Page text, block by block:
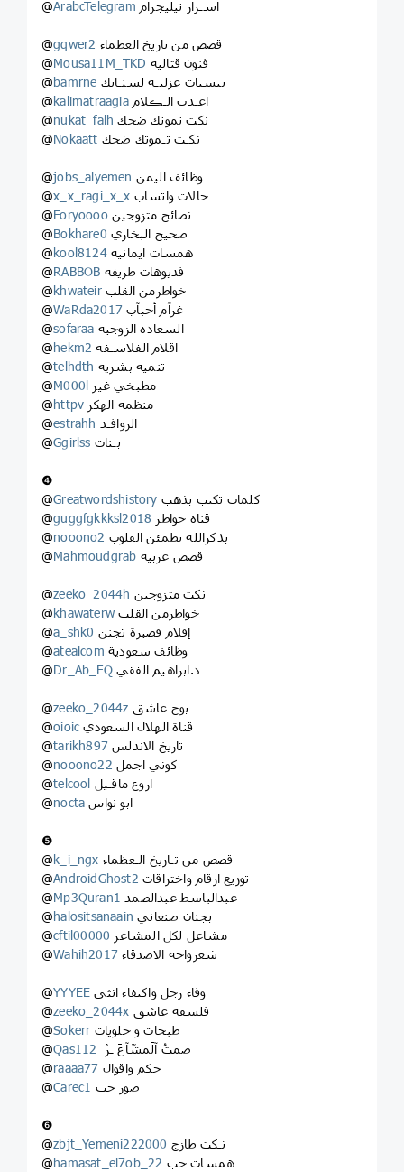
@ArabcTelegram اسـرار تيليجرام
@gqwer2 قصص من تاريخ العظماء
@Mousa11M_TKD فنون قتالية
@bamrne بيسيات غزليـه لسنـابك
@kalimatraagia اعـذب الـڪلام
@nukat_falh نكت تموتك ضحك
@Nokaatt نكـت تـموتك ضحك
@jobs_alyemen وظائف اليمن
@x_x_ragi_x_x حالات واتساب
@Foryoooo نصائح متزوجين
@Bokhare0 صحيح البخاري
@kool8124 همسات ايمانيه
@RABBOB فديوهات طريفه
@khwateir خواطرمن القلب
@WaRda2017 غرآم أحبآب
@sofaraa السعاده الزوجيه
@hekm2 اقلام الفلاسـفه
@telhdth تنميه بشريه
@M000l مطبخي غير
@httpv منظمه الهكر
@estrahh الروافـد
@Ggirlss بـنات
❹
@Greatwordshistory كلمات تكتب بذهب
@guggfgkkksl2018 قناه خواطر
@nooono2 بذكرالله تطمئن القلوب
@Mahmoudgrab قصص عربية
@zeeko_2044h نكت متزوجين
@khawaterw خواطرمن القلب
@a_shk0 إفلام قصيرة تجنن
@atealcom وظائف سعودية
@Dr_Ab_FQ د.ابراهيم الفقي
@zeeko_2044z بوح عاشق
@oioic قناة الهلال السعودي
@tarikh897 تاريخ الاندلس
@nooono22 كوني اجمل
@telcool اروع ماقـيل
@nocta ابو نواس
❺
@k_i_ngx قصص من تـاريخ الـعظماء
@AndroidGhost2 توزيع ارقام واختراقات
@Mp3Quran1 عبدالباسط عبدالصمد
@halositsanaain بجنان صنعاني
@cftil00000 مشاعل لكل المشاعر
@Wahih2017 شعرواحه الاصدقاء
@YYYEE وفاء رجل واكتفاء انثى
@zeeko_2044x فلسفه عاشق
@Sokerr طبخات و حلويات
@Qas112
صِمِتُ آلَمِشّآعَ ـرْ ‏
@raaaa77 حكم واقوال
@Carec1 صور حب
❻
@zbjt_Yemeni222000 نـكت طازج
@hamasat_el7ob_22 همسات حب